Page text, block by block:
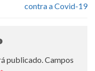
contra a Covid-19
publicado.Campos